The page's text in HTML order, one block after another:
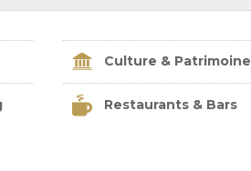
Culture & Patrimoine
Restaurants & Bars